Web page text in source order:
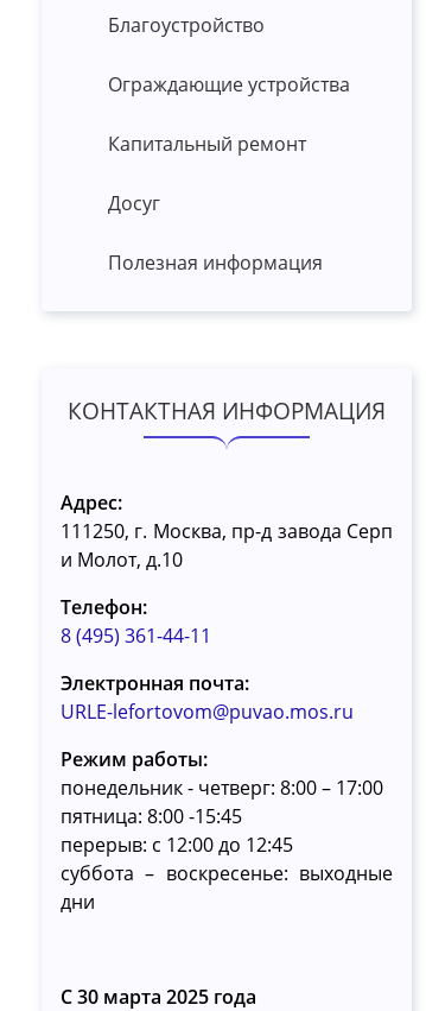
Благоустройство
Ограждающие устройства
Капитальный ремонт
Досуг
Полезная информация
КОНТАКТНАЯ ИНФОРМАЦИЯ
Адрес:
111250, г. Москва, пр-д завода Серп
и Молот, д.10
Телефон:
8 (495) 361-44-11
Электронная почта:
URLE-lefortovom@puvao.mos.ru
Режим работы:
понедельник - четверг: 8:00 – 17:00
пятница: 8:00 -15:45
перерыв: с 12:00 до 12:45
суббота – воскресенье: выходные
дни
С 30 марта 2025 года